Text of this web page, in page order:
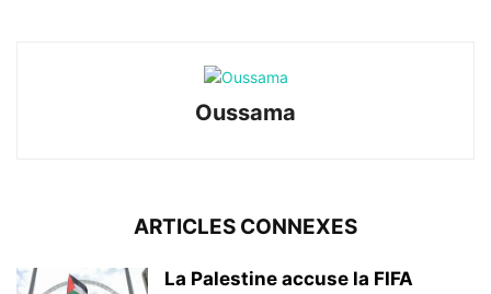
Oussama
ARTICLES CONNEXES
La Palestine accuse la FIFA